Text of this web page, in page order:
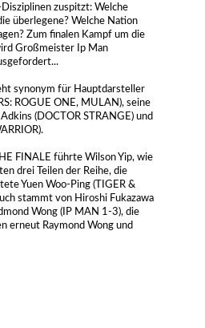
zuspitzt: Welche
überlegene? Welche Nation
Zum finalen Kampf um die
Großmeister Ip Man
synonym für Hauptdarsteller
ROGUE ONE, MULAN), seine
(DOCTOR STRANGE) und
FINALE führte Wilson Yip, wie
drei Teilen der Reihe, die
Yuen Woo-Ping (TIGER &
stammt von Hiroshi Fukazawa
Wong (IP MAN 1-3), die
erneut Raymond Wong und